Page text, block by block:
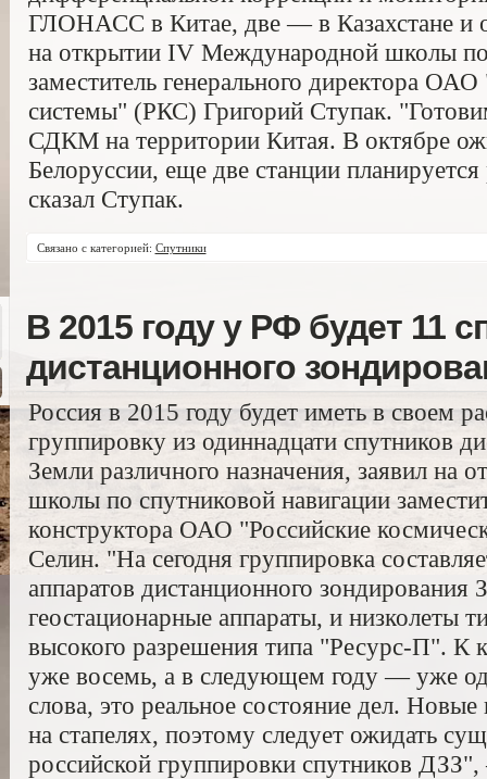
ГЛОНАСС в Китае, две — в Казахстане и
на открытии IV Международной школы по
заместитель генерального директора
системы" (РКС) Григорий Ступак.
СДКМ на территории Китая. В октябре
Белоруссии, еще две станции планируется
сказал Ступак.
Связано с категорией: Спутники
В 2015 году у РФ будет 11
дистанционного
Россия в 2015 году будет иметь в своем
группировку из одиннадцати спутников
Земли различного назначения, заявил
школы по спутниковой навигации
конструктора ОАО "Российские
Селин. "На сегодня группировка
аппаратов дистанционного
геостационарные аппараты, и низколеты
высокого разрешения типа "Ресурс-П". К
уже восемь, а в следующем году — уже
слова, это реальное состояние дел.
на стапелях, поэтому следует ожидать
российской группировки спутников